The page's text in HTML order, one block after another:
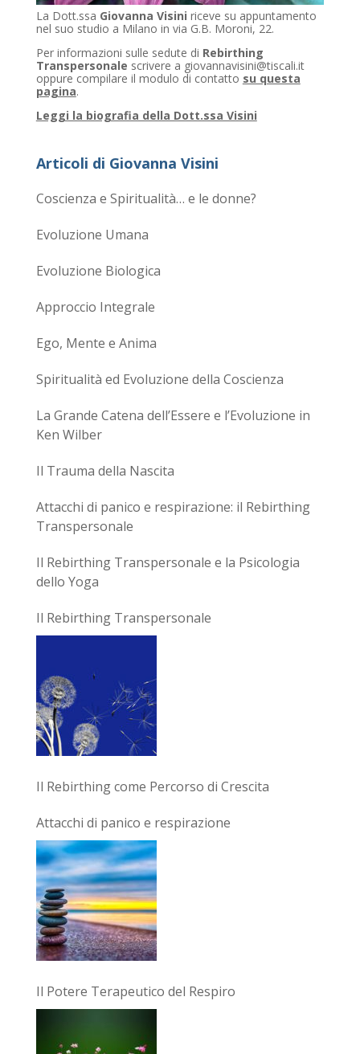
La Dott.ssa Giovanna Visini riceve su appuntamento
nel suo studio a Milano in via G.B. Moroni, 22.
Per informazioni sulle sedute di Rebirthing
Transpersonale scrivere a giovannavisini@tiscali.it
oppure compilare il modulo di contatto su questa
pagina.
Leggi la biografia della Dott.ssa Visini
Articoli di Giovanna Visini
Coscienza e Spiritualità… e le donne?
Evoluzione Umana
Evoluzione Biologica
Approccio Integrale
Ego, Mente e Anima
Spiritualità ed Evoluzione della Coscienza
La Grande Catena dell’Essere e l’Evoluzione in
Ken Wilber
Il Trauma della Nascita
Attacchi di panico e respirazione: il Rebirthing
Transpersonale
Il Rebirthing Transpersonale e la Psicologia
dello Yoga
Il Rebirthing Transpersonale
Il Rebirthing come Percorso di Crescita
Attacchi di panico e respirazione
Il Potere Terapeutico del Respiro